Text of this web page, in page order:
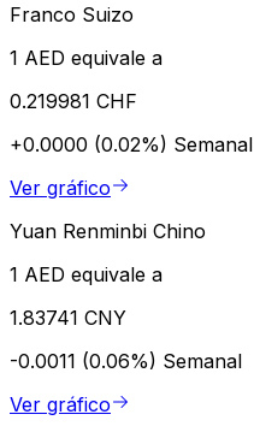
Franco Suizo
1 AED equivale a
0.219981 CHF
+0.0000 (0.02%) Semanal
Ver gráfico
Yuan Renminbi Chino
1 AED equivale a
1.83741 CNY
-0.0011 (0.06%) Semanal
Ver gráfico